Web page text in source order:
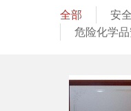
全部 安
危险化学